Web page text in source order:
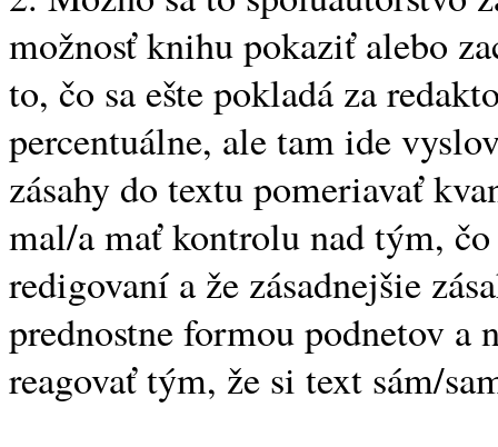
možnosť knihu pokaziť alebo
to, čo sa ešte pokladá za
percentuálne, ale tam ide
zásahy do textu pomeriavať
mal/a mať kontrolu nad tým,
redigovaní a že zásadnejšie
prednostne formou podnetov a
reagovať tým, že si text sám/